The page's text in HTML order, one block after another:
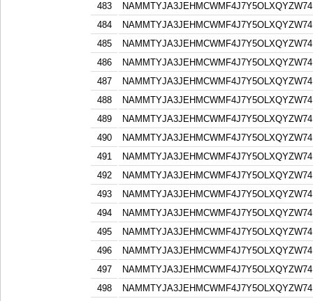
483
484
485
486
487
488
489
490
491
492
493
494
495
496
497
498